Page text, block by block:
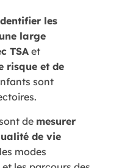
les
large
TSA et
risque et de
sont
de mesurer
de vie
modes